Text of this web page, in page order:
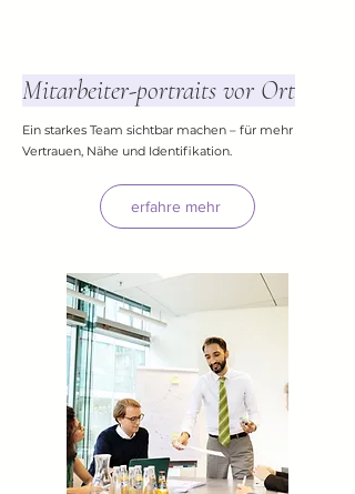
Mitarbeiter-portraits vor Ort
Ein starkes Team sichtbar machen – für mehr
Vertrauen, Nähe und Identifikation.
erfahre mehr